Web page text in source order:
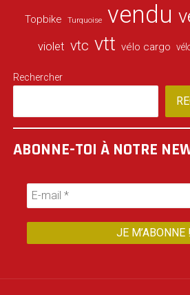
Topbike Turquoise vendu
violet vtc vtt vélo cargo
Rechercher
ABONNE-TOI À NOTRE